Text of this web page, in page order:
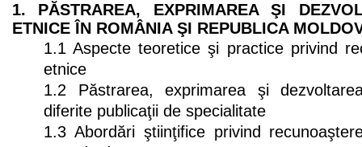
1. PĂSTRAREA, EXPRIMAREA ŞI
ETNICE ÎN ROMÂNIA ŞI REPUBLICA
1.1 Aspecte teoretice şi practice privind
etnice
1.2 Păstrarea, exprimarea şi
diferite publicaţii de specialitate
1.3 Abordări ştiinţifice privind